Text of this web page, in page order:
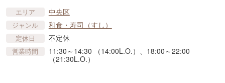
エリア 中央区
ジャンル 和食・寿司（すし）
定休日 不定休
営業時間
11:30～14:30 （14:00L.O.）、18:00～22:00
（21:30L.O.）